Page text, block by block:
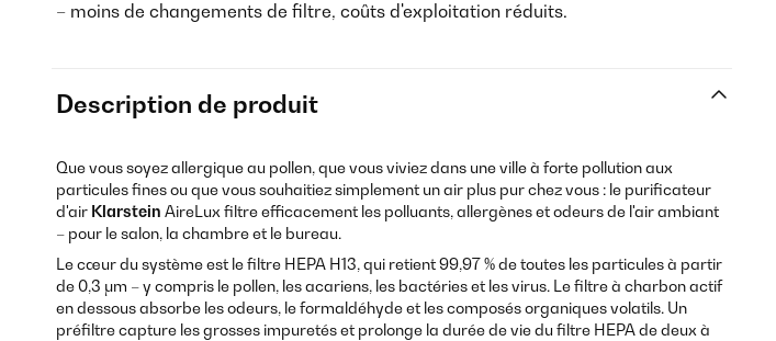
– moins de changements de filtre, coûts d'exploitation réduits.
Description de produit
Que vous soyez allergique au pollen, que vous viviez dans une ville à forte pollution aux
particules fines ou que vous souhaitiez simplement un air plus pur chez vous : le purificateur
d'air Klarstein AireLux filtre efficacement les polluants, allergènes et odeurs de l'air ambiant
– pour le salon, la chambre et le bureau.
Le cœur du système est le filtre HEPA H13, qui retient 99,97 % de toutes les particules à partir
de 0,3 μm – y compris le pollen, les acariens, les bactéries et les virus. Le filtre à charbon actif
en dessous absorbe les odeurs, le formaldéhyde et les composés organiques volatils. Un
préfiltre capture les grosses impuretés et prolonge la durée de vie du filtre HEPA de deux à